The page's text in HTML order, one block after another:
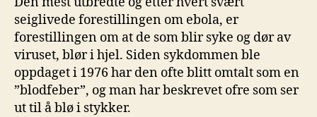
seiglivede forestillingen om ebola, er
forestillingen om at de som blir syke og dør av
viruset, blør i hjel. Siden sykdommen ble
oppdaget i 1976 har den ofte blitt omtalt som en
”blodfeber”, og man har beskrevet ofre som ser
ut til å blø i stykker.